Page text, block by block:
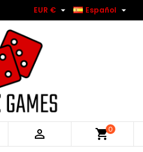
Español 
EUR € 
 0